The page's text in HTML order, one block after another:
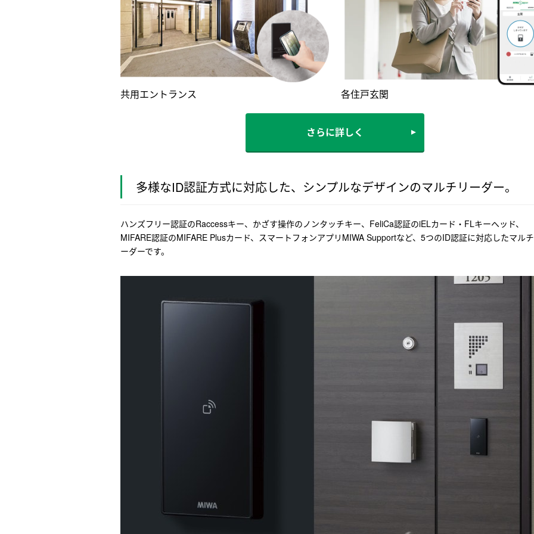
共用エントランス 各住戸玄関
さらに詳しく
多様なID認証方式に対応した、シンプルなデザインのマルチリーダー。
ハンズフリー認証のRaccessキー、かざす操作のノンタッチキー、FeliCa認証のiELカード・FLキーヘッド、
MIFARE認証のMIFARE Plusカード、スマートフォンアプリMIWA Supportなど、5つのID認証に対応したマル
ーダーです。